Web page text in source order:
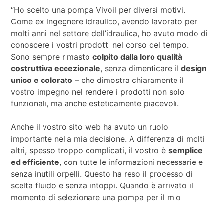
“Ho scelto una pompa Vivoil per diversi motivi.
Come ex ingegnere idraulico, avendo lavorato per
molti anni nel settore dell’idraulica, ho avuto modo di
conoscere i vostri prodotti nel corso del tempo.
Sono sempre rimastocolpito dalla loro qualità
costruttiva eccezionale, senza dimenticare ildesign
unico e colorato – che dimostra chiaramente il
vostro impegno nel rendere i prodotti non solo
funzionali, ma anche esteticamente piacevoli.
Anche il vostro sito web ha avuto un ruolo
importante nella mia decisione. A differenza di molti
altri, spesso troppo complicati, il vostro èsemplice
ed efficiente, con tutte le informazioni necessarie e
senza inutili orpelli. Questo ha reso il processo di
scelta fluido e senza intoppi. Quando è arrivato il
momento di selezionare una pompa per il mio